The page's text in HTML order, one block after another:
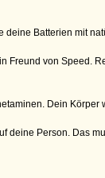
deine Batterien mit
Freund von Speed.
Dein Körper
deine Person. Das